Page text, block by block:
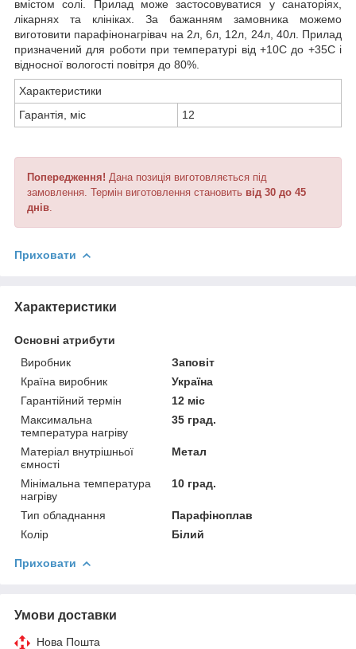
вмістом солі. Прилад може застосовуватися у санаторіях,
лікарнях та клініках. За бажанням замовника можемо
виготовити парафінонагрівач на 2л, 6л, 12л, 24л, 40л. Прилад
призначений для роботи при температурі від +10С до +35С і
відносної вологості повітря до 80%.
Характеристики
Гарантія, міс
12
Попередження! Дана позиція виготовляється під
замовлення. Термін виготовлення становить від 30 до 45
днів
Приховати
Характеристики
Основні атрибути
Виробник
Заповіт
Країна виробник
Україна
Гарантійний термін
12 міс
Максимальна
температура нагріву
35 град.
Матеріал внутрішньої
ємності
Метал
Мінімальна температура
нагріву
10 град.
Тип обладнання
Парафіноплав
Колір
Білий
Приховати
Умови доставки
Нова Пошта